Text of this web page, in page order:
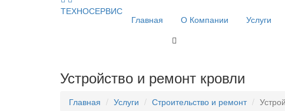
ТЕХНОСЕРВИС
Главная О Компании Услуги
Устройство и ремонт кровли
Главная Услуги Строительство и ремонт